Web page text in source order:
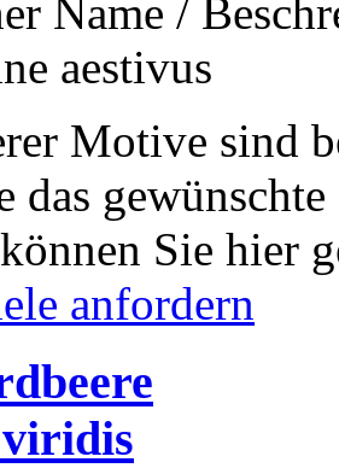
Name /
aestivus
Motive sind
das
Sie hier
anfordern